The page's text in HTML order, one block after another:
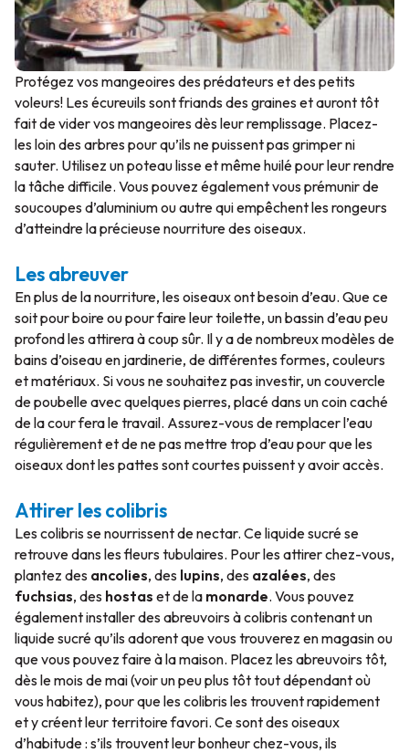
Protégez vos mangeoires des prédateurs et des petits
voleurs! Les écureuils sont friands des graines et auront tôt
fait de vider vos mangeoires dès leur remplissage. Placez-
les loin des arbres pour qu’ils ne puissent pas grimper ni
sauter. Utilisez un poteau lisse et même huilé pour leur rendre
la tâche difficile. Vous pouvez également vous prémunir de
soucoupes d’aluminium ou autre qui empêchent les rongeurs
d’atteindre la précieuse nourriture des oiseaux.
Les abreuver
En plus de la nourriture, les oiseaux ont besoin d’eau. Que ce
soit pour boire ou pour faire leur toilette, un bassin d’eau peu
profond les attirera à coup sûr. Il y a de nombreux modèles de
bains d’oiseau en jardinerie, de différentes formes, couleurs
et matériaux. Si vous ne souhaitez pas investir, un couvercle
de poubelle avec quelques pierres, placé dans un coin caché
de la cour fera le travail. Assurez-vous de remplacer l’eau
régulièrement et de ne pas mettre trop d’eau pour que les
oiseaux dont les pattes sont courtes puissent y avoir accès.
Attirer les colibris
Les colibris se nourrissent de nectar. Ce liquide sucré se
retrouve dans les fleurs tubulaires. Pour les attirer chez-vous,
plantez des ancolies, des lupins, des azalées, des
fuchsias, des hostas et de la monarde. Vous pouvez
également installer des abreuvoirs à colibris contenant un
liquide sucré qu’ils adorent que vous trouverez en magasin ou
que vous pouvez faire à la maison. Placez les abreuvoirs tôt,
dès le mois de mai (voir un peu plus tôt tout dépendant où
vous habitez), pour que les colibris les trouvent rapidement
et y créent leur territoire favori. Ce sont des oiseaux
d’habitude : s’ils trouvent leur bonheur chez-vous, ils